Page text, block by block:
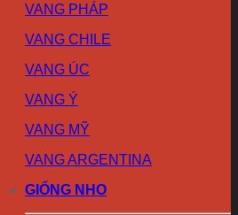
VANG PHÁP
VANG CHILE
VANG ÚC
VANG Ý
VANG MỸ
VANG ARGENTINA
GIỐNG NHO